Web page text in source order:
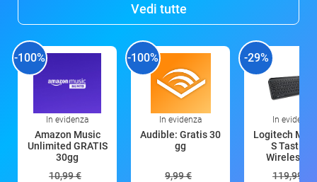
Vedi tutte
-100%
In evidenza
Amazon Music
Unlimited GRATIS
30gg
10,99 €
-100%
In evidenza
Audible: Gratis 30
gg
9,99 €
-29%
In evidenza
Logitech MX
S Tastiera
Wireless
119,99 €